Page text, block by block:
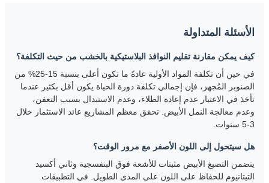
الأسئلة المتداولة
كيف يمكن مقارنة تقليم النوافذ البلاستيكية بالخشب من حيث التكلفة؟
في حين أن تكلفة المواد الأولية عادةً ما تكون أعلى بنسبة 15-25% من
الصنوبر المُجهز، فإن إجمالي تكلفة دورة الحياة يكون أقل بكثير عندما
تأخذ في الاعتبار عدم إعادة الطلاء، وعدم الاستبدال بسبب التعفن،
وعدم معالجة النمل الأبيض. تحقق معظم المشاريع عائد الاستثمار خلال
3-5 سنوات.
هل سيتحول إلى اللون الأصفر مع مرور الوقت؟
يتضمن التصبغ الأبيض مثبتات للأشعة فوق البنفسجية وثاني أكسيد
التيتانيوم للحفاظ على اللون على المدى الطويل. في التطبيقات